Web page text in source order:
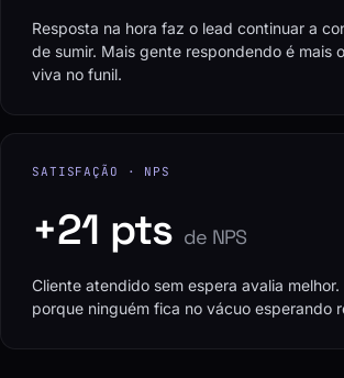
Resposta na hora faz o lead continuar a
de sumir. Mais gente respondendo é mais
viva no funil.
SATISFAÇÃO · NPS
+21 pts de NPS
Cliente atendido sem espera avalia melhor.
porque ninguém fica no vácuo esperando